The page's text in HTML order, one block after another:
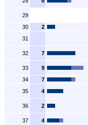
29
30
2
31
32 7
33 9
34
7
35
4
36 2
37 4